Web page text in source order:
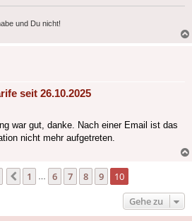
und Du nicht!
seit 26.10.2025
war gut, danke. Nach einer Email ist das
nicht mehr aufgetreten.
Seite 10 von10
Vorherige
1 6 7 8 9
10
Gehe zu